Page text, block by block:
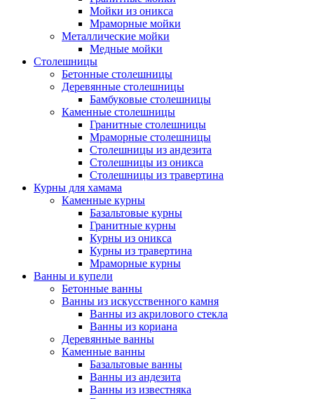
Мойки из оникса
Мраморные мойки
Металлические мойки
Медные мойки
Столешницы
Бетонные столешницы
Деревянные столешницы
Бамбуковые столешницы
Каменные столешницы
Гранитные столешницы
Мраморные столешницы
Столешницы из андезита
Столешницы из оникса
Столешницы из травертина
Курны для хамама
Каменные курны
Базальтовые курны
Гранитные курны
Курны из оникса
Курны из травертина
Мраморные курны
Ванны и купели
Бетонные ванны
Ванны из искусственного камня
Ванны из акрилового стекла
Ванны из кориана
Деревянные ванны
Каменные ванны
Базальтовые ванны
Ванны из андезита
Ванны из известняка